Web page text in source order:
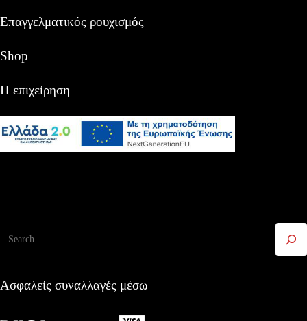
Επαγγελματικός ρουχισμός
Shop
Η επιχείρηση
Ασφαλείς συναλλαγές μέσω